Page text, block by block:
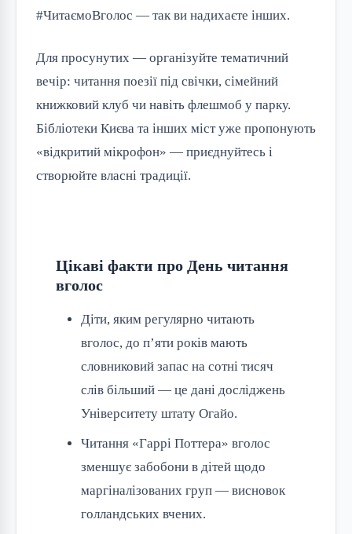
#ЧитаємоВголос — так ви надихаєте інших.
Для просунутих — організуйте тематичний
вечір: читання поезії під свічки, сімейний
книжковий клуб чи навіть флешмоб у парку.
Бібліотеки Києва та інших міст уже пропонують
«відкритий мікрофон» — приєднуйтесь і
створюйте власні традиції.
Цікаві факти про День читання
вголос
Діти, яким регулярно читають
вголос, до п’яти років мають
словниковий запас на сотні тисяч
слів більший — це дані досліджень
Університету штату Огайо.
Читання «Гаррі Поттера» вголос
зменшує забобони в дітей щодо
маргіналізованих груп — висновок
голландських вчених.